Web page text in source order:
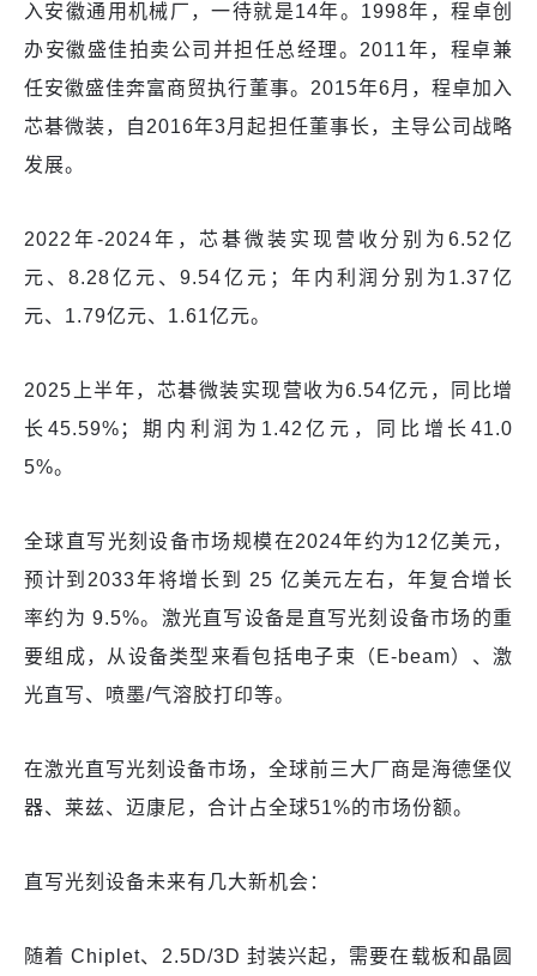
入安徽通用机械厂，一待就是14年。1998年，程卓创
办安徽盛佳拍卖公司并担任总经理。2011年，程卓兼
任安徽盛佳奔富商贸执行董事。2015年6月，程卓加入
芯碁微装，自2016年3月起担任董事长，主导公司战略
发展。
2022年-2024年，芯碁微装实现营收分别为6.52亿
元、8.28亿元、9.54亿元；年内利润分别为1.37亿
元、1.79亿元、1.61亿元。
2025上半年，芯碁微装实现营收为6.54亿元，同比增
长45.59%；期内利润为1.42亿元，同比增长41.0
5%。
全球直写光刻设备市场规模在2024年约为12亿美元，
预计到2033年将增长到 25 亿美元左右，年复合增长
率约为 9.5%。激光直写设备是直写光刻设备市场的重
要组成，从设备类型来看包括电子束（E-beam）、激
光直写、喷墨/气溶胶打印等。
在激光直写光刻设备市场，全球前三大厂商是海德堡仪
器、莱兹、迈康尼，合计占全球51%的市场份额。
直写光刻设备未来有几大新机会：
随着 Chiplet、2.5D/3D 封装兴起，需要在载板和晶圆